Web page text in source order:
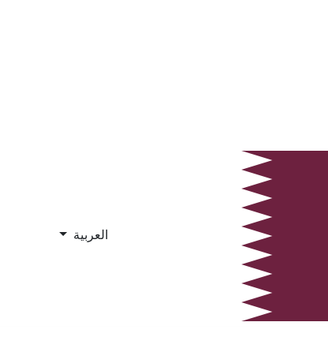
العربية